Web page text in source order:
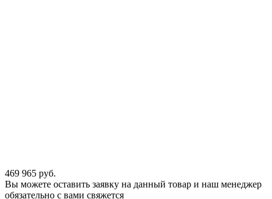
469 965 руб.
Вы можете оставить заявку на данный товар и наш менеджер
обязательно с вами свяжется